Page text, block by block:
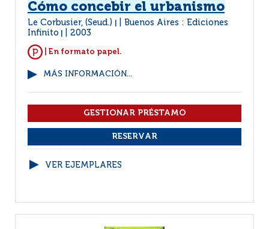
Cómo concebir el urbanismo
Le Corbusier, (Seud.)
Buenos Aires : Ediciones
Infinito
2003
| En formato papel.
MÁS INFORMACIÓN...
VER EJEMPLARES